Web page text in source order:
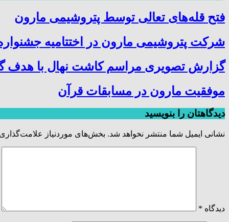
فتح‌ قله‌های تعالی توسط پتروشیمی مارون
شرکت پتروشیمی مارون در اختتامیه
گزارش تصویری مراسم کاشت نهال با هدف
موفقیت مارون در مسابقات قرآن
دیدگاهتان را بنویسید
نشانی ایمیل شما منتشر نخواهد شد. بخش‌های موردنیاز
دیدگاه *